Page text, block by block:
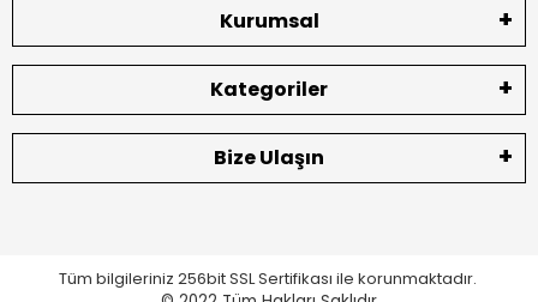
Kurumsal
Kategoriler
Bize Ulaşın
Tüm bilgileriniz 256bit SSL Sertifikası ile korunmaktadır.